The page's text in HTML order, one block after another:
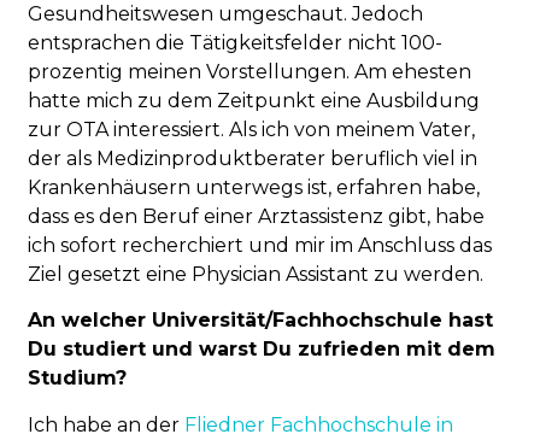
Gesundheitswesen umgeschaut. Jedoch
entsprachen die Tätigkeitsfelder nicht 100-
prozentig meinen Vorstellungen. Am ehesten
hatte mich zu dem Zeitpunkt eine Ausbildung
zur OTA interessiert. Als ich von meinem Vater,
der als Medizinproduktberater beruflich viel in
Krankenhäusern unterwegs ist, erfahren habe,
dass es den Beruf einer Arztassistenz gibt, habe
ich sofort recherchiert und mir im Anschluss das
Ziel gesetzt eine Physician Assistant zu werden.
An welcher Universität/Fachhochschule hast
Du studiert und warst Du zufrieden mit dem
Studium?
Ich habe an der Fliedner Fachhochschule in